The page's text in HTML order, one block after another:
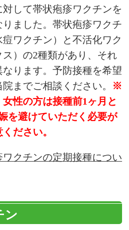
して帯状疱疹ワクチンを
ました。帯状疱疹ワクチ
ワクチン）と不活化ワク
）の2種類があり、それ
ります。予防接種を希望
までご相談ください。 ※
性の方は接種前1ヶ月と
を避けていただく必要が
ださい。
クチンの定期接種につい
ン